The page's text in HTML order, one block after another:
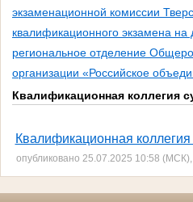
экзаменационной комиссии
квалификационного экзамена на
региональное отделение
организации «Российское
Квалификационная коллегия
Квалификационная коллегия
опубликовано 25.07.2025 10:58